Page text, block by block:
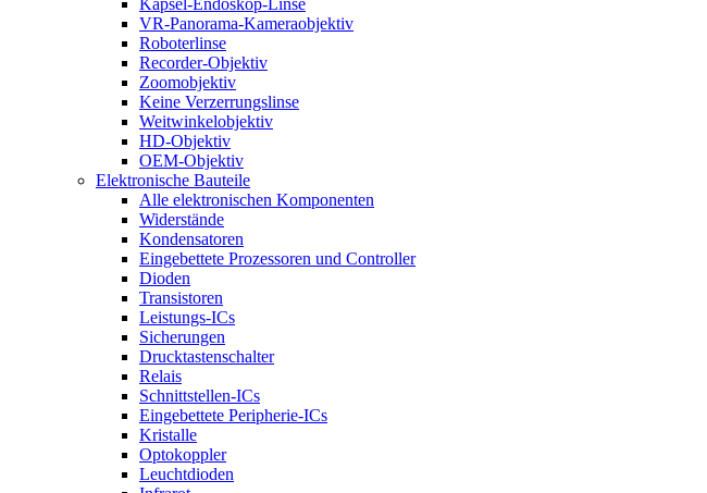
Kapsel-Endoskop-Linse
VR-Panorama-Kameraobjektiv
Roboterlinse
Recorder-Objektiv
Zoomobjektiv
Keine Verzerrungslinse
Weitwinkelobjektiv
HD-Objektiv
OEM-Objektiv
Elektronische Bauteile
Alle elektronischen Komponenten
Widerstände
Kondensatoren
Eingebettete Prozessoren und Controller
Dioden
Transistoren
Leistungs-ICs
Sicherungen
Drucktastenschalter
Relais
Schnittstellen-ICs
Eingebettete Peripherie-ICs
Kristalle
Optokoppler
Leuchtdioden